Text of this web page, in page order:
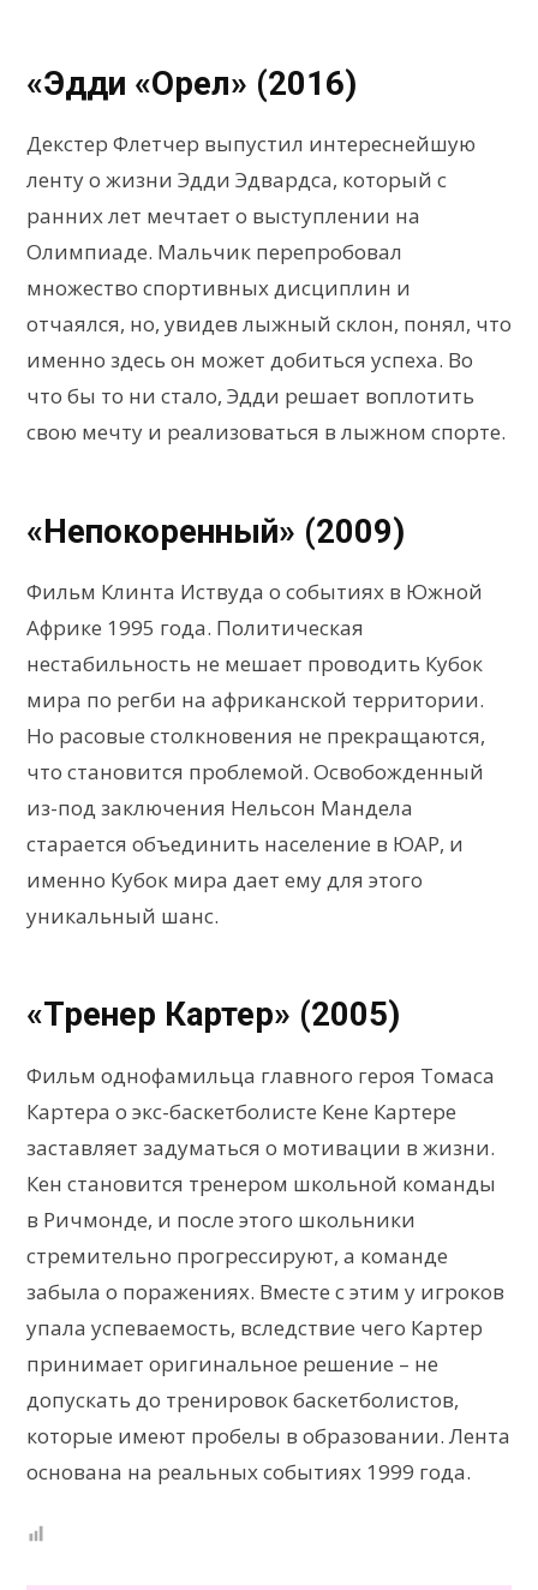
«Эдди «Орел» (2016)
Декстер Флетчер выпустил интереснейшую
ленту о жизни Эдди Эдвардса, который с
ранних лет мечтает о выступлении на
Олимпиаде. Мальчик перепробовал
множество спортивных дисциплин и
отчаялся, но, увидев лыжный склон, понял, что
именно здесь он может добиться успеха. Во
что бы то ни стало, Эдди решает воплотить
свою мечту и реализоваться в лыжном спорте.
«Непокоренный» (2009)
Фильм Клинта Иствуда о событиях в Южной
Африке 1995 года. Политическая
нестабильность не мешает проводить Кубок
мира по регби на африканской территории.
Но расовые столкновения не прекращаются,
что становится проблемой. Освобожденный
из-под заключения Нельсон Мандела
старается объединить население в ЮАР, и
именно Кубок мира дает ему для этого
уникальный шанс.
«Тренер Картер» (2005)
Фильм однофамильца главного героя Томаса
Картера о экс-баскетболисте Кене Картере
заставляет задуматься о мотивации в жизни.
Кен становится тренером школьной команды
в Ричмонде, и после этого школьники
стремительно прогрессируют, а команде
забыла о поражениях. Вместе с этим у игроков
упала успеваемость, вследствие чего Картер
принимает оригинальное решение – не
допускать до тренировок баскетболистов,
которые имеют пробелы в образовании. Лента
основана на реальных событиях 1999 года.